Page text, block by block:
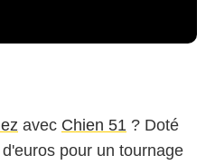
avec Chien 51 ? Doté
pour un tournage